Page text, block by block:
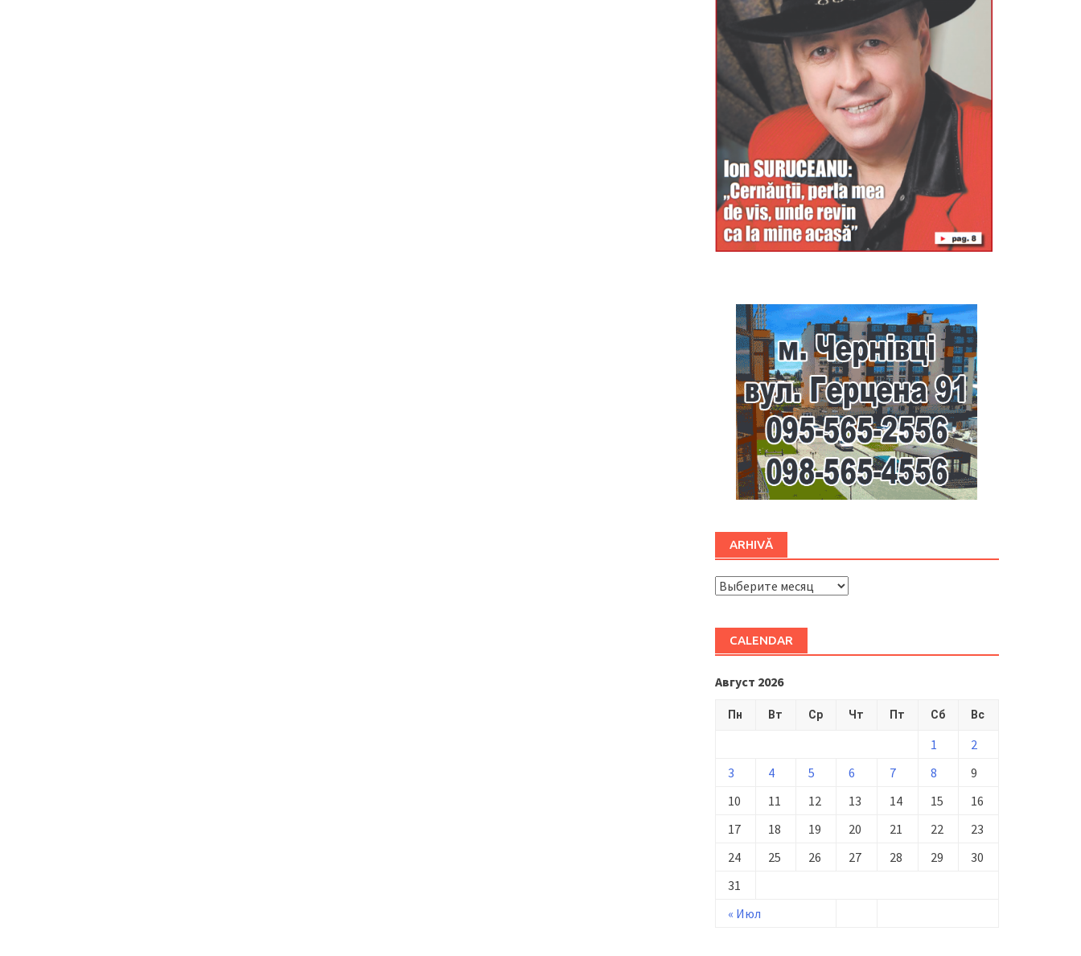
ARHIVĂ
ARHIVĂ
CALENDAR
Август 2026
Пн Вт Ср Чт Пт Сб Вс
« Июл
1
2
3
4 5 6 7 8
9
10
11 12 13 14 15
16
17
18 19 20 21 22
23
24
25 26 27 28 29
30
31